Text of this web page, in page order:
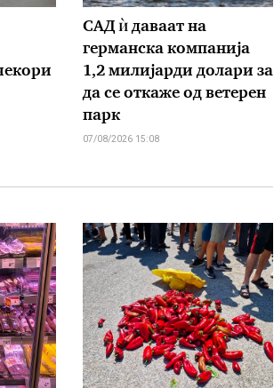
САД ѝ даваат на
германска компанија
1,2 милијарди долари за
да се откаже од ветерен
парк
07/08/2026 15:08